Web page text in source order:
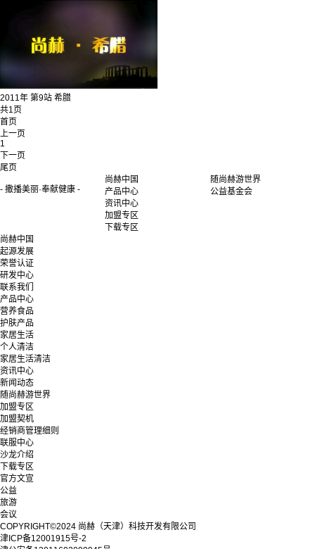
2011年 第9站 希腊
共1页
首页
上一页
1
下一页
尾页
- 撒播美丽·奉献健康 -
尚赫中国
产品中心
资讯中心
加盟专区
下载专区
随尚赫游世界
公益基金会
尚赫中国
起源发展
荣誉认证
研发中心
联系我们
产品中心
营养食品
护肤产品
家居生活
个人清洁
家居生活清洁
资讯中心
新闻动态
随尚赫游世界
加盟专区
加盟契机
经销商管理细则
联服中心
沙龙介绍
下载专区
官方文宣
公益
旅游
会议
COPYRIGHT©2024 尚赫（天津）科技开发有限公司
津ICP备12001915号-2